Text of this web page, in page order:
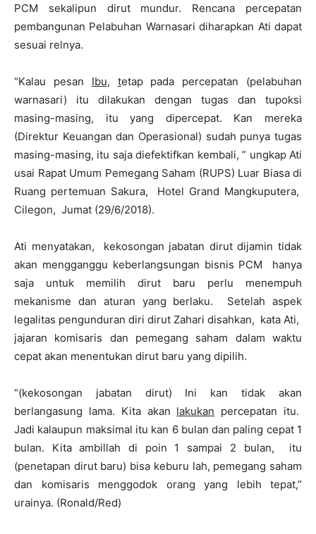
PCM sekalipun dirut mundur. Rencana percepatan
pembangunan Pelabuhan Warnasari diharapkan Ati dapat
sesuai relnya.
“Kalau pesan Ibu, tetap pada percepatan (pelabuhan
warnasari) itu dilakukan dengan tugas dan tupoksi
masing-masing, itu yang dipercepat. Kan mereka
(Direktur Keuangan dan Operasional) sudah punya tugas
masing-masing, itu saja diefektifkan kembali, ” ungkap Ati
usai Rapat Umum Pemegang Saham (RUPS) Luar Biasa di
Ruang pertemuan Sakura, Hotel Grand Mangkuputera,
Cilegon, Jumat (29/6/2018).
Ati menyatakan, kekosongan jabatan dirut dijamin tidak
akan mengganggu keberlangsungan bisnis PCM hanya
saja untuk memilih dirut baru perlu menempuh
mekanisme dan aturan yang berlaku. Setelah aspek
legalitas pengunduran diri dirut Zahari disahkan, kata Ati,
jajaran komisaris dan pemegang saham dalam waktu
cepat akan menentukan dirut baru yang dipilih.
“(kekosongan jabatan dirut) Ini kan tidak akan
berlangasung lama. Kita akan lakukan percepatan itu.
Jadi kalaupun maksimal itu kan 6 bulan dan paling cepat 1
bulan. Kita ambillah di poin 1 sampai 2 bulan, itu
(penetapan dirut baru) bisa keburu lah, pemegang saham
dan komisaris menggodok orang yang lebih tepat,”
urainya. (Ronald/Red)